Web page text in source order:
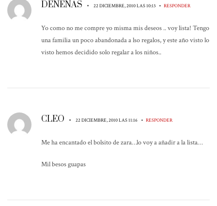
DENENAS • 22 DICIEMBRE, 2010 LAS 10:13 • RESPONDER
Yo como no me compre yo misma mis deseos .. voy lista! Tengo
una familia un poco abandonada a lso regalos, y este año visto lo
visto hemos decidido solo regalar a los niños..
CLEO • 22 DICIEMBRE, 2010 LAS 11:16 • RESPONDER
Me ha encantado el bolsito de zara…lo voy a añadir a la lista…
Mil besos guapas